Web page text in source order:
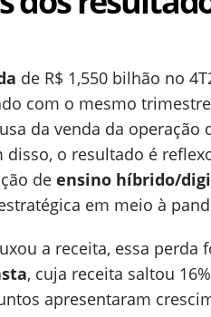
de R$ 1,550 bilhão no
com o mesmo
da venda da operação
disso, o resultado é
de ensino híbrido/
em meio à
a receita, essa perda
, cuja receita saltou
apresentaram